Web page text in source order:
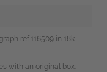
ref.116509 in 18k
with an original box.